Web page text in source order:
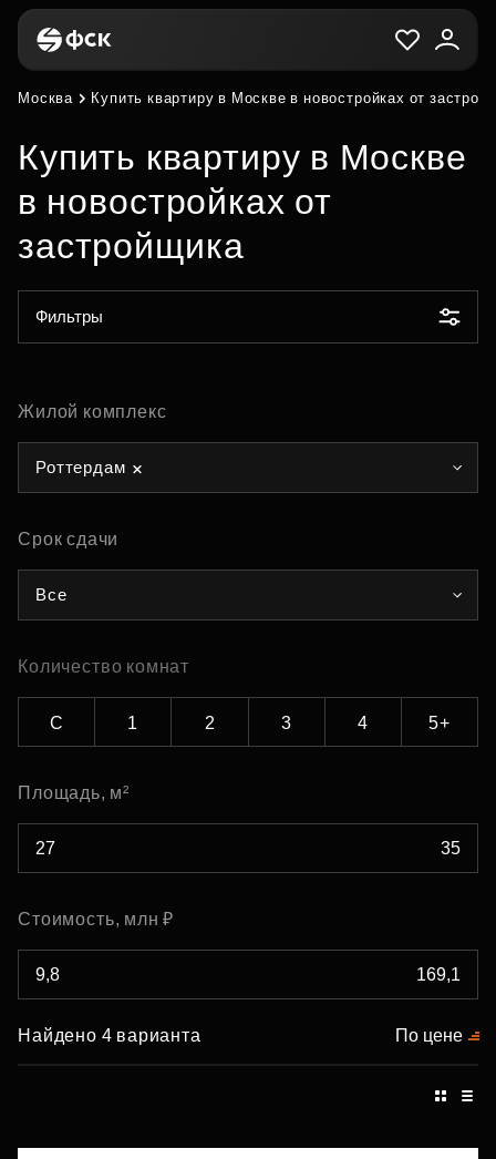
Москва Купить квартиру в Москве в новостройках от
Купить квартиру в Москве
в новостройках от
застройщика
Фильтры
Жилой комплекс
Роттердам
Срок сдачи
Все
Количество комнат
С 1 2 3 4 5+
Площадь, м²
Стоимость, млн ₽
Найдено 4 варианта По цене